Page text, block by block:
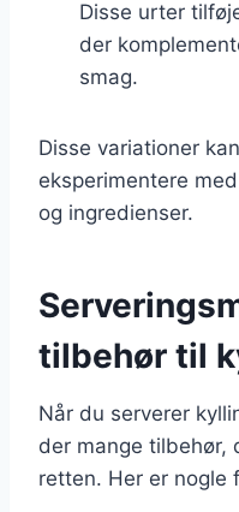
Disse urter
der
smag.
Disse variationer
eksperimentere
og ingredienser.
tilbehør til
Når du serverer
der mange tilbehør,
retten. Her er nogle